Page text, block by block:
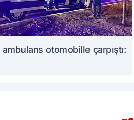
ambulans otomobille çarpıştı: